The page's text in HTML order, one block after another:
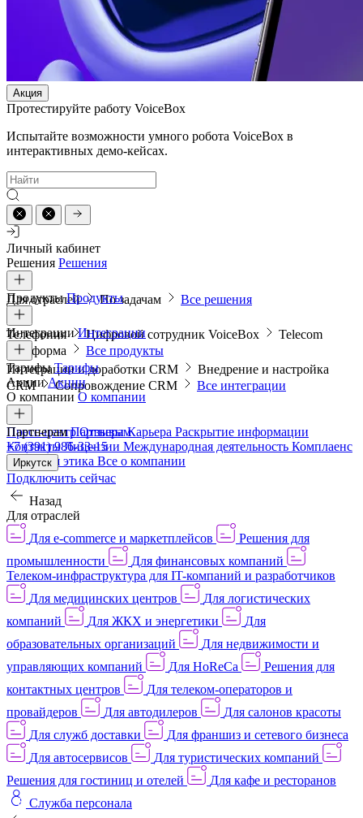
Акция
Протестируйте работу VoiceBox
Испытайте возможности умного робота VoiceBox в
интерактивных демо-кейсах.
Личный кабинет
Решения Решения
Для отраслей По задачам Все решения
ПродуктыПродукты
Телефония Цифровой сотрудник VoiceBox
Telecom
платформа
Все продукты
ИнтеграцииИнтеграции
Интеграции и доработки CRM
Внедрение и настройка
CRM
Сопровождение CRM Все интеграции
ТарифыТарифы
АкцииАкции
О компании О компании
Пресс-центрОтзывыКарьера Раскрытие информации
КонтактыЛицензии Международная деятельность Комплаенс
и деловая этика Все о компании
ПартнерамПартнерам
+7 (391) 986-33-15
Иркутск
Подключить сейчас
Назад
Для отраслей
Для e-commerce и маркетплейсов
Решения для
промышленности
Для финансовых компаний
Телеком-инфраструктура для IT-компаний и разработчиков
Для медицинских центров
Для логистических
компаний
Для ЖКХ и энергетики
Для
образовательных организаций
Для недвижимости и
управляющих компаний
Для HoReCa
Решения для
контактных центров
Для телеком-операторов и
провайдеров
Для автодилеров
Для салонов красоты
Для служб доставки
Для франшиз и сетевого бизнеса
Для автосервисов
Для туристических компаний
Решения для гостиниц и отелей
Для кафе и ресторанов
Служба персонала